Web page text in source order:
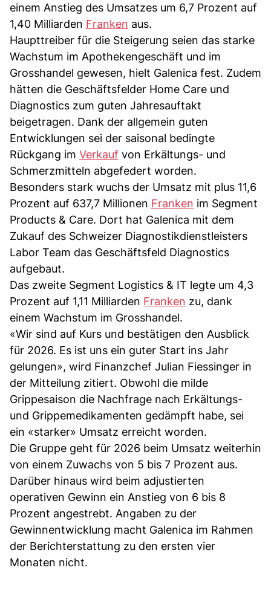
einem Anstieg des Umsatzes um 6,7 Prozent auf
1,40 Milliarden Franken aus.
Haupttreiber für die Steigerung seien das starke
Wachstum im Apothekengeschäft und im
Grosshandel gewesen, hielt Galenica fest. Zudem
hätten die Geschäftsfelder Home Care und
Diagnostics zum guten Jahresauftakt
beigetragen. Dank der allgemein guten
Entwicklungen sei der saisonal bedingte
Rückgang im Verkauf von Erkältungs- und
Schmerzmitteln abgefedert worden.
Besonders stark wuchs der Umsatz mit plus 11,6
Prozent auf 637,7 Millionen Franken im Segment
Products & Care. Dort hat Galenica mit dem
Zukauf des Schweizer Diagnostikdienstleisters
Labor Team das Geschäftsfeld Diagnostics
aufgebaut.
Das zweite Segment Logistics & IT legte um 4,3
Prozent auf 1,11 Milliarden Franken zu, dank
einem Wachstum im Grosshandel.
«Wir sind auf Kurs und bestätigen den Ausblick
für 2026. Es ist uns ein guter Start ins Jahr
gelungen», wird Finanzchef Julian Fiessinger in
der Mitteilung zitiert. Obwohl die milde
Grippesaison die Nachfrage nach Erkältungs-
und Grippemedikamenten gedämpft habe, sei
ein «starker» Umsatz erreicht worden.
Die Gruppe geht für 2026 beim Umsatz weiterhin
von einem Zuwachs von 5 bis 7 Prozent aus.
Darüber hinaus wird beim adjustierten
operativen Gewinn ein Anstieg von 6 bis 8
Prozent angestrebt. Angaben zu der
Gewinnentwicklung macht Galenica im Rahmen
der Berichterstattung zu den ersten vier
Monaten nicht.